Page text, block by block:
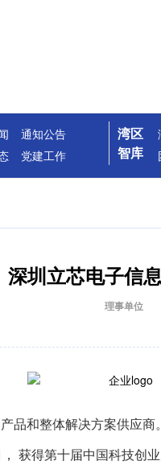
通知公告
党建工作
湾区
智库
深圳立芯电子信
理事单位
品和整体解决方案供应商。
获得第十届中国科技